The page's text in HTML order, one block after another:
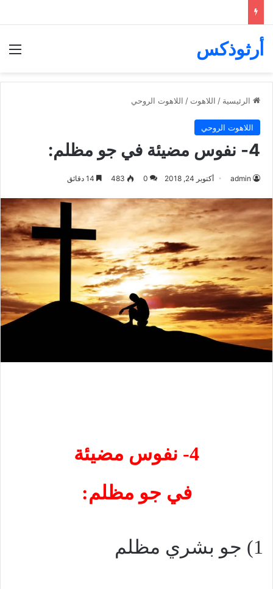
أرثوذكس
الرئيسية / اللاهوت / اللاهوت الروحي
اللاهوت الروحي
4- نفوس مضيئة في جو مظلم:
admin أكتوبر 24, 2018 0
483
4- نفوس مضيئة
في جو مظلم:
1) جو بشري مظلم